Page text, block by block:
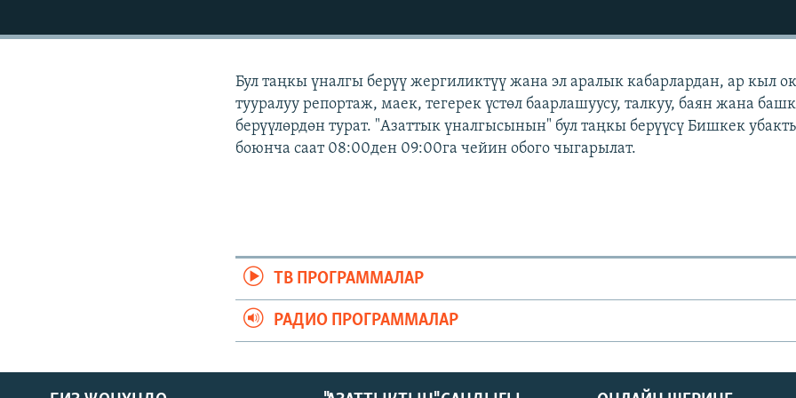
АЗАТТЫК+
Бул таңкы үналгы берүү жергиликтүү жана эл аралык кабарлардан, ар кыл
тууралуу репортаж, маек, тегерек үстөл баарлашуусу, талкуу, баян жана
берүүлөрдөн турат. "Азаттык үналгысынын" бул таңкы берүүсү Бишкек
боюнча саат 08:00ден 09:00га чейин обого чыгарылат.
ТВ ПРОГРАММАЛАР
РАДИО ПРОГРАММАЛАР